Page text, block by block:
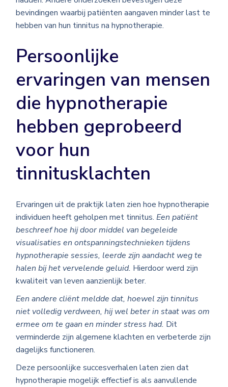
bevindingen waarbij patiënten aangaven minder last te
hebben van hun tinnitus na hypnotherapie.
Persoonlijke
ervaringen van mensen
die hypnotherapie
hebben geprobeerd
voor hun
tinnitusklachten
Ervaringen uit de praktijk laten zien hoe hypnotherapie
individuen heeft geholpen met tinnitus.Een patiënt
beschreef hoe hij door middel van begeleide
visualisaties en ontspanningstechnieken tijdens
hypnotherapie sessies, leerde zijn aandacht weg te
halen bij het vervelende geluid. Hierdoor werd zijn
kwaliteit van leven aanzienlijk beter.
Een andere cliënt meldde dat, hoewel zijn tinnitus
niet volledig verdween, hij wel beter in staat was om
ermee om te gaan en minder stress had. Dit
verminderde zijn algemene klachten en verbeterde zijn
dagelijks functioneren.
Deze persoonlijke succesverhalen laten zien dat
hypnotherapie mogelijk effectief is als aanvullende